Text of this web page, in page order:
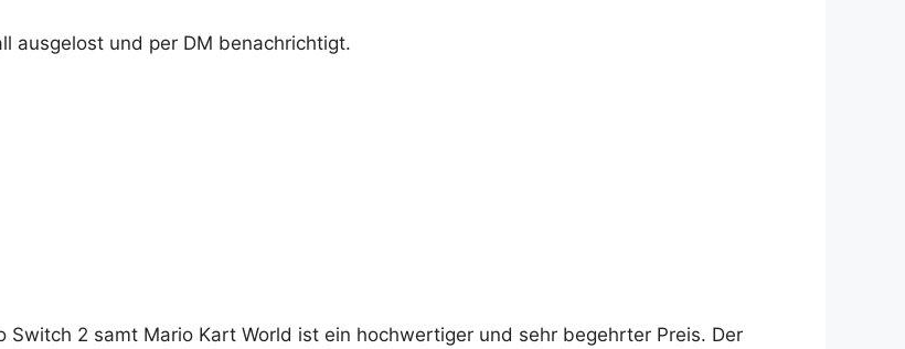
ausgelost und per DM benachrichtigt.
2 samt Mario Kart World ist ein hochwertiger und sehr begehrter Preis. Der